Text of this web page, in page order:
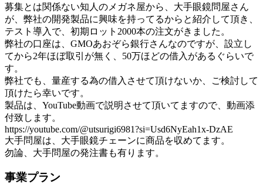
募集とは関係ない知人のメガネ屋から、大手眼鏡問屋さん
が、弊社の開発製品に興味を持ってるからと紹介して頂き、
テスト導入で、初期ロット2000本の注文がきました。
弊社の口座は、GMOあおぞら銀行さんなのですが、設立し
てから2年ほぼ取引が無く、50万ほどの借入があるぐらいで
す。
弊社でも、量産する為の借入させて頂けないか、ご検討して
頂けたら幸いです。
製品は、YouTube動画で説明させて頂いてますので、動画添
付致します。
https://youtube.com/@utsurigi6981?si=Usd6NyEah1x-DzAE
大手問屋は、大手眼鏡チェーンに商品を収めてます。
勿論、大手問屋の発注書も有ります。
事業プラン